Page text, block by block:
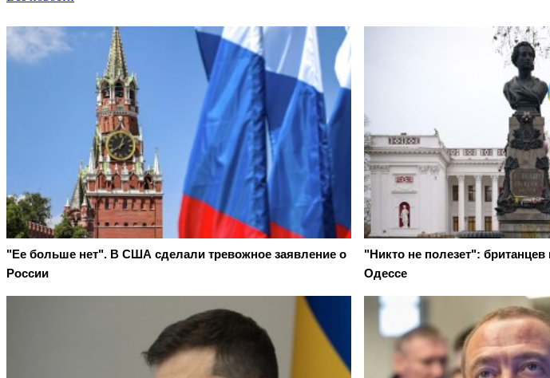
"Ее больше нет". В США сделали тревожное заявление о
России
"Никто не полезет":
Одессе